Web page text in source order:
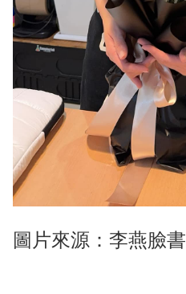
圖片來源：李燕臉書